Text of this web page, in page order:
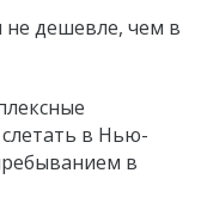
не дешевле, чем в
в Нью-
в